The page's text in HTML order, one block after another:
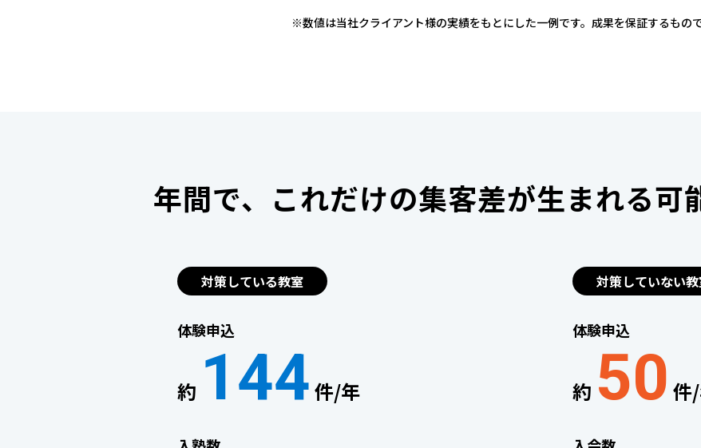
※数値は当社クライアント様の実績をもとにした一例です。 成果を保証するもの
年間で、これだけの集客差が生まれる可
対策している教室
体験申込
約 144 件/年
対策していない
体験申込
約 50 件